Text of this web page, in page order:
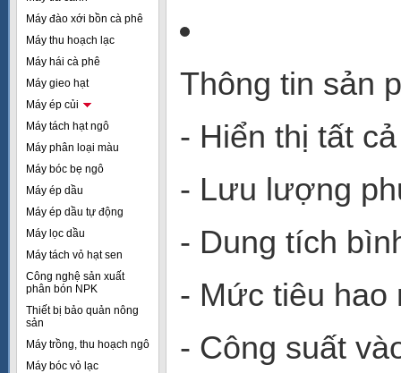
Máy đào xới bồn cà phê
Máy thu hoạch lạc
Máy hái cà phê
Máy gieo hạt
Máy ép củi
Máy tách hạt ngô
Máy phân loại màu
Máy bóc bẹ ngô
Máy ép dầu
Máy ép dầu tự động
Máy lọc dầu
Máy tách vỏ hạt sen
Công nghệ sản xuất
phân bón NPK
Thiết bị bảo quản nông
sản
Máy trồng, thu hoạch ngô
Máy bóc vỏ lạc
Thông tin sản
- Hiển thị tất
- Lưu lượng
- Dung tích
- Mức tiêu hao
- Công suất